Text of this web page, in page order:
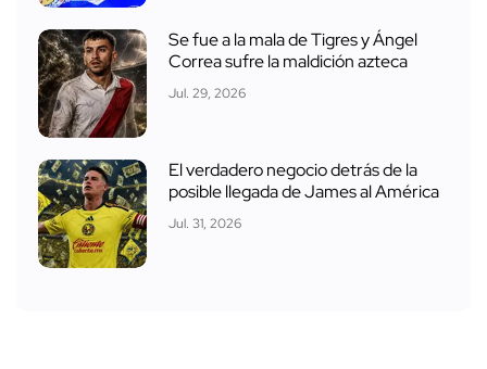
Se fue a la mala de Tigres y Ángel
Correa sufre la maldición azteca
Jul. 29, 2026
El verdadero negocio detrás de la
posible llegada de James al América
Jul. 31, 2026